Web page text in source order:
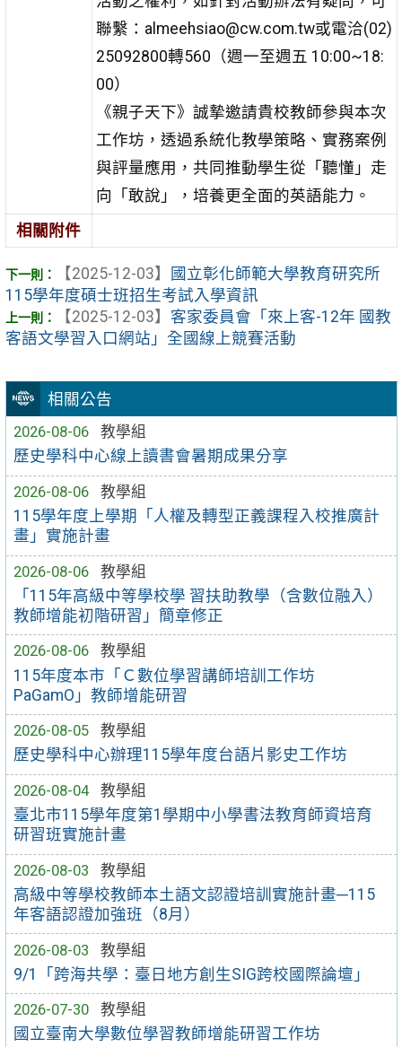
相關公告
2026-08-06
教學組
歷史學科中心線上讀書會暑期成果分享
2026-08-06
教學組
115學年度上學期「人權及轉型正義課程入校推廣計
畫」實施計畫
2026-08-06
教學組
「115年高級中等學校學 習扶助教學（含數位融入）
教師增能初階研習」簡章修正
2026-08-06
教學組
115年度本市「Ｃ數位學習講師培訓工作坊
PaGamO」教師增能研習
2026-08-05
教學組
歷史學科中心辦理115學年度台語片影史工作坊
2026-08-04
教學組
臺北市115學年度第1學期中小學書法教育師資培育
研習班實施計畫
2026-08-03
教學組
高級中等學校教師本土語文認證培訓實施計畫─115
年客語認證加強班（8月）
2026-08-03
教學組
9/1「跨海共學：臺日地方創生SIG跨校國際論壇」
2026-07-30
教學組
國立臺南大學數位學習教師增能研習工作坊
聯繫：almeehsiao@cw.com.tw或電洽(02)
25092800轉560（週一至週五 10:00~18:
00）
《親子天下》誠摯邀請貴校教師參與本次
工作坊，透過系統化教學策略、實務案例
與評量應用，共同推動學生從「聽懂」走
向「敢說」，培養更全面的英語能力。
相關附件
【2025-12-03】
國立彰化師範大學教育研究所
115學年度碩士班招生考試入學資訊
【2025-12-03】 客家委員會「來上客-12年 國教
客語文學習入口網站」全國線上競賽活動